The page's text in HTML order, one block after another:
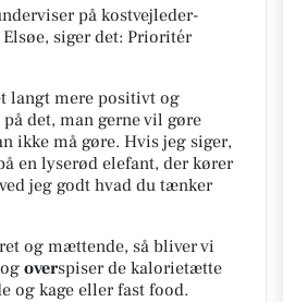
på kostvejleder-
siger det: Prioritér
langt mere positivt og
det, man gerne vil gøre
ikke må gøre. Hvis jeg siger,
en lyserød elefant, der kører
jeg godt hvad du tænker
og mættende, så bliver vi
overspiser de kalorietætte
og kage eller fast food.